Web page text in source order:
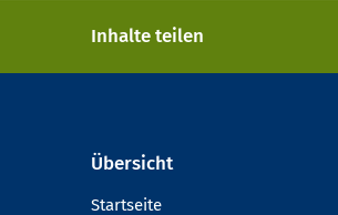
Inhalte teilen
Übersicht
Startseite